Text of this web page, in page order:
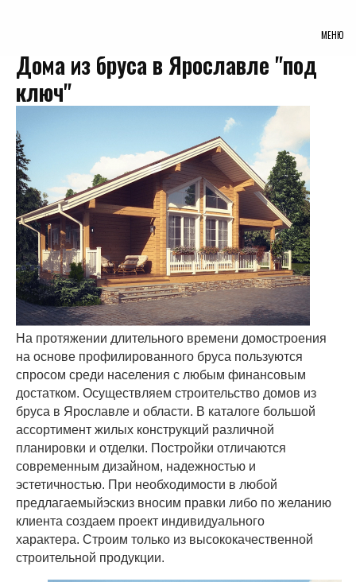
МЕНЮ
Дома из бруса в Ярославле "под
ключ"
На протяжении длительного времени домостроения
на основе профилированного бруса пользуются
спросом среди населения с любым финансовым
достатком. Осуществляем строительство домов из
бруса в Ярославле и области. В каталоге большой
ассортимент жилых конструкций различной
планировки и отделки. Постройки отличаются
современным дизайном, надежностью и
эстетичностью. При необходимости в любой
предлагаемыйэскиз вносим правки либо по желанию
клиента создаем проект индивидуального
характера. Строим только из высококачественной
строительной продукции.